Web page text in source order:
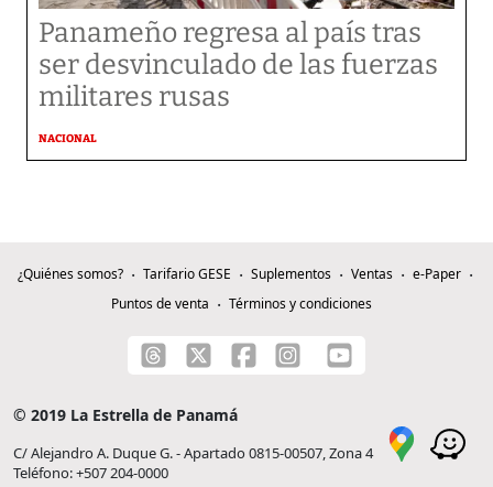
Panameño regresa al país tras
ser desvinculado de las fuerzas
militares rusas
NACIONAL
¿Quiénes somos? Tarifario GESE Suplementos Ventas
e-Paper
Puntos de venta
Términos y condiciones
© 2019 La Estrella de Panamá
C/ Alejandro A. Duque G. - Apartado 0815-00507, Zona 4
Teléfono: +507 204-0000